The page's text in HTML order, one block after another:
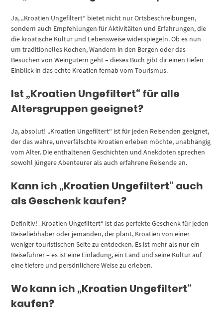
Ja, „Kroatien Ungefiltert“ bietet nicht nur Ortsbeschreibungen,
sondern auch Empfehlungen für Aktivitäiten und Erfahrungen, die
die kroatische Kultur und Lebensweise widerspiegeln. Ob es nun
um traditionelles Kochen, Wandern in den Bergen oder das
Besuchen von Weingütern geht – dieses Buch gibt dir einen tiefen
Einblick in das echte Kroatien fernab vom Tourismus.
Ist „Kroatien Ungefiltert“ für alle
Altersgruppen geeignet?
Ja, absolut! „Kroatien Ungefiltert“ ist für jeden Reisenden geeignet,
der das wahre, unverfälschte Kroatien erleben möchte, unabhängig
vom Alter. Die enthaltenen Geschichten und Anekdoten sprechen
sowohl jüngere Abenteurer als auch erfahrene Reisende an.
Kann ich „Kroatien Ungefiltert“ auch
als Geschenk kaufen?
Definitiv! „Kroatien Ungefiltert“ ist das perfekte Geschenk für jeden
Reiseliebhaber oder jemanden, der plant, Kroatien von einer
weniger touristischen Seite zu entdecken. Es ist mehr als nur ein
Reiseführer – es ist eine Einladung, ein Land und seine Kultur auf
eine tiefere und persönlichere Weise zu erleben.
Wo kann ich „Kroatien Ungefiltert“
kaufen?